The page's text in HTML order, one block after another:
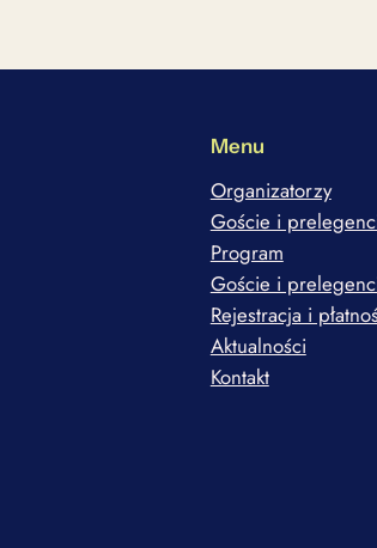
Menu
Organizatorzy
Goście i
Program
Goście i
Rejestracja i
Aktualności
Kontakt